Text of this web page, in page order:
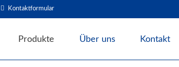
Kontaktformular
Produkte Über uns Kontakt